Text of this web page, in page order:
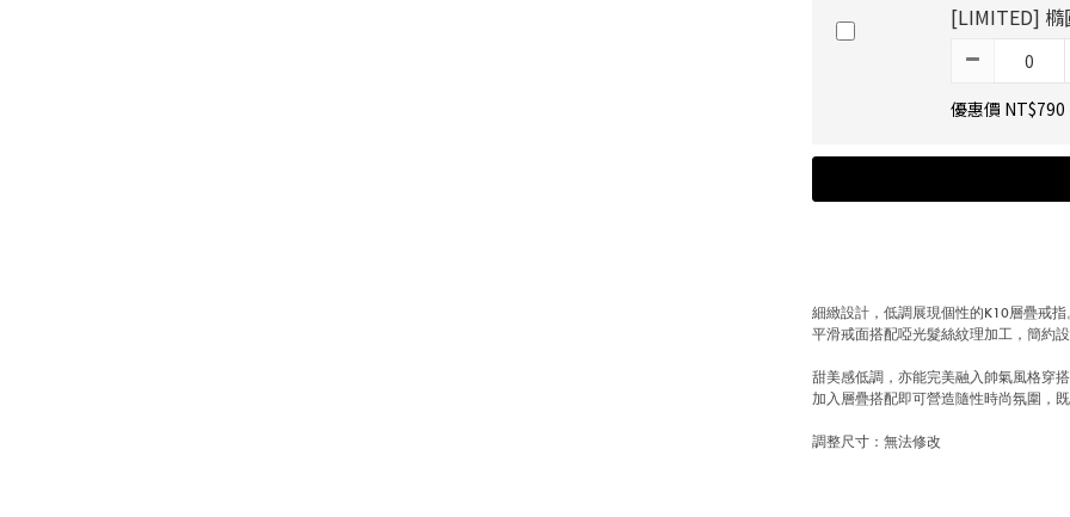
[LIMITED]
優惠價 NT$790
細緻設計，低調展現個性的K10層疊戒指
平滑戒面搭配啞光髮絲紋理加工，簡約
甜美感低調，亦能完美融入帥氣風格穿
加入層疊搭配即可營造隨性時尚氛圍，
調整尺寸：無法修改